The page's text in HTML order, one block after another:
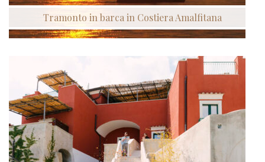
Tramonto in barca in Costiera Amalfitana